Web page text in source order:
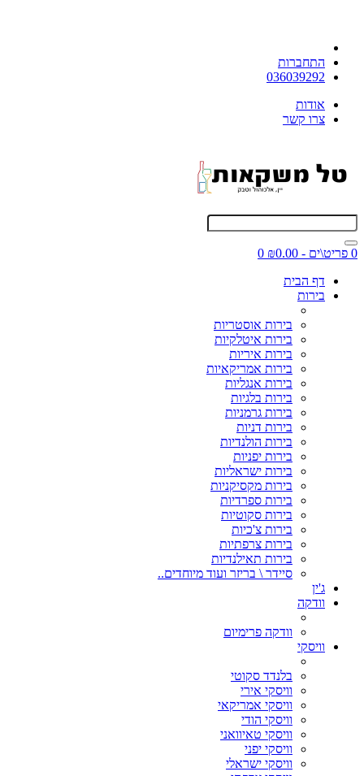
התחברות
036039292
אודות
צרו קשר
0 פריט\ים - ₪0.00
0
דף הבית
בירות
בירות אוסטריות
בירות איטלקיות
בירות איריות
בירות אמריקאיות
בירות אנגליות
בירות בלגיות
בירות גרמניות
בירות דניות
בירות הולנדיות
בירות יפניות
בירות ישראליות
בירות מקסיקניות
בירות ספרדיות
בירות סקוטיות
בירות צ'כיות
בירות צרפתיות
בירות תאילנדיות
סיידר \ בריזר ועוד מיוחדים..
ג'ין
וודקה
וודקה פרימיום
וויסקי
בלנדד סקוטי
וויסקי אירי
וויסקי אמריקאי
וויסקי הודי
וויסקי טאיוואני
וויסקי יפני
וויסקי ישראלי